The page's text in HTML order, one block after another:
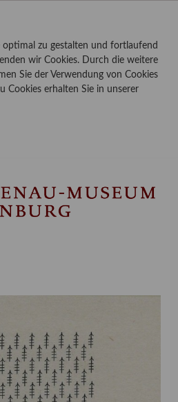
optimal zu gestalten und fortlaufend
wir Cookies. Durch die weitere
Sie der Verwendung von Cookies
Cookies erhalten Sie in unserer